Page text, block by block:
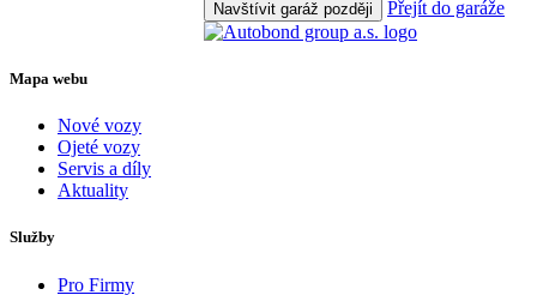
Navštívit garáž později Přejít do garáže
Mapa webu
Nové vozy
Ojeté vozy
Servis a díly
Aktuality
Služby
Pro Firmy